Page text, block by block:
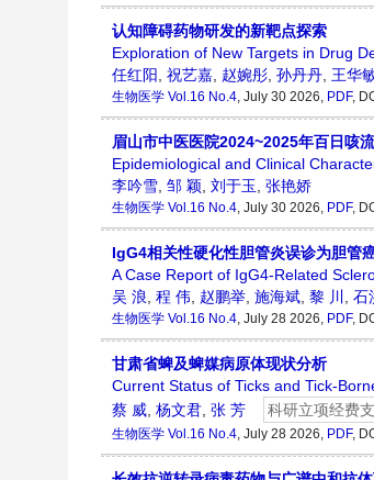
认知障碍药物研发的新靶点探索
Exploration of New Targets in Drug
任红阳, 祝艺嘉, 赵婉彤, 孙丹丹, 王华
生物医学 Vol.16 No.4, July 30 2026, PDF,
眉山市中医医院2024~2025年百日咳
Epidemiological and Clinical
李吟雪, 邹 颖, 刘于玉, 张艳娇
生物医学 Vol.16 No.4, July 30 2026, PDF,
IgG4相关性硬化性胆管炎误诊为胆管
A Case Report of IgG4-Related
吴 浪, 程 伟, 赵鹏举, 施海斌, 黎 川 , 石
生物医学 Vol.16 No.4, July 28 2026, PDF,
甘肃省蜱及蜱媒病原体现状分析
Current Status of Ticks and Tick-
蔡 威, 杨文君, 张 芳 科研立项经费
生物医学 Vol.16 No.4, July 28 2026, PDF,